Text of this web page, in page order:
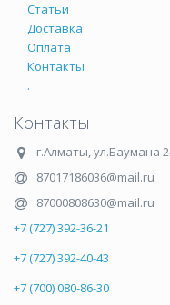
Статьи
Доставка
Оплата
Контакты
.
Контакты
г.Алматы,ул.Баумана
87017186036@mail.ru
87000808630@mail.ru
+7 (727) 392-36-21
+7 (727) 392-40-43
+7 (700) 080-86-30